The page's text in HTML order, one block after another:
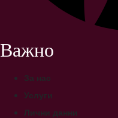
Важно
За нас
Услуги
Лични данни